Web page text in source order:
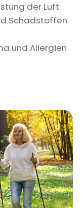
der Luft
Schadstoffen
und Allergien